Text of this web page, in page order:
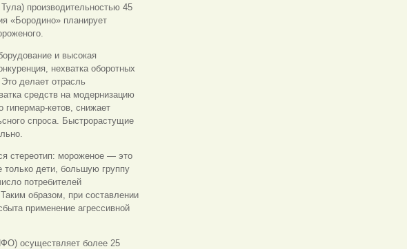
производительностью 45
«Бородино» планирует
и высокая
нехватка оборотных
делает отрасль
средств на модернизацию
гипермар-кетов, снижает
спроса. Быстрорастущие
стереотип: мороженое — это
только дети, большую группу
потребителей
образом, при составлении
применение агрессивной
осуществляет более 25